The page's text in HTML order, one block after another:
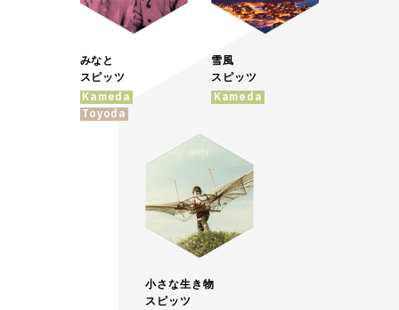
みなと
スピッツ
Kameda
Toyoda
雪風
スピッツ
Kameda
小さな生き物
スピッツ